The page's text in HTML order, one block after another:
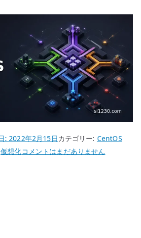
:2022年2月15日カテゴリー: CentOS
仮想化CentOS
コメントはまだありません